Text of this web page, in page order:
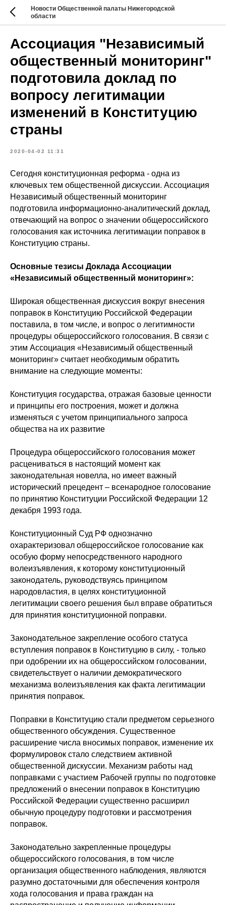
Новости Общественной палаты Нижегородской
области
Ассоциация "Независимый
общественный мониторинг"
подготовила доклад по
вопросу легитимации
изменений в Конституцию
страны
2020-04-02 11:31
Сегодня конституционная реформа - одна из
ключевых тем общественной дискуссии. Ассоциация
Независимый общественный мониторинг
подготовила информационно-аналитический доклад,
отвечающий на вопрос о значении общероссийского
голосования как источника легитимации поправок в
Конституцию страны.
Основные тезисы Доклада Ассоциации
«Независимый общественный мониторинг»:
Широкая общественная дискуссия вокруг внесения
поправок в Конституцию Российской Федерации
поставила, в том числе, и вопрос о легитимности
процедуры общероссийского голосования. В связи с
этим Ассоциация «Независимый общественный
мониторинг» считает необходимым обратить
внимание на следующие моменты:
Конституция государства, отражая базовые ценности
и принципы его построения, может и должна
изменяться с учетом принципиального запроса
общества на их развитие
Процедура общероссийского голосования может
расцениваться в настоящий момент как
законодательная новелла, но имеет важный
исторический прецедент – всенародное голосование
по принятию Конституции Российской Федерации 12
декабря 1993 года.
Конституционный Суд РФ однозначно
охарактеризовал общероссийское голосование как
особую форму непосредственного народного
волеизъявления, к которому конституционный
законодатель, руководствуясь принципом
народовластия, в целях конституционной
легитимации своего решения был вправе обратиться
для принятия конституционной поправки.
Законодательное закрепление особого статуса
вступления поправок в Конституцию в силу, - только
при одобрении их на общероссийском голосовании,
свидетельствует о наличии демократического
механизма волеизъявления как факта легитимации
принятия поправок.
Поправки в Конституцию стали предметом серьезного
общественного обсуждения. Существенное
расширение числа вносимых поправок, изменение их
формулировок стало следствием активной
общественной дискуссии. Механизм работы над
поправками с участием Рабочей группы по подготовке
предложений о внесении поправок в Конституцию
Российской Федерации существенно расширил
обычную процедуру подготовки и рассмотрения
поправок.
Законодательно закрепленные процедуры
общероссийского голосования, в том числе
организация общественного наблюдения, являются
разумно достаточными для обеспечения контроля
хода голосования и права граждан на